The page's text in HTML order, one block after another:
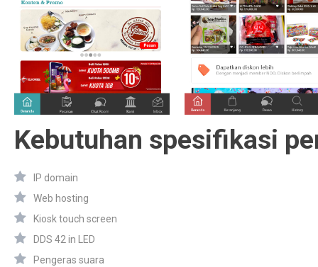
Kebutuhan spesifikasi
IP domain
Web hosting
Kiosk touch screen
DDS 42 in LED
Pengeras suara